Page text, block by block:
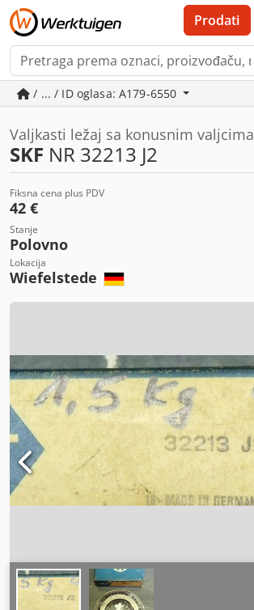
Prodati
/ ... / ID oglasa: A179-6550
Valjkasti ležaj sa konusnim valjcima
SKF NR 32213 J2
Fiksna cena plus PDV
42 €
Stanje
Polovno
Lokacija
Wiefelstede